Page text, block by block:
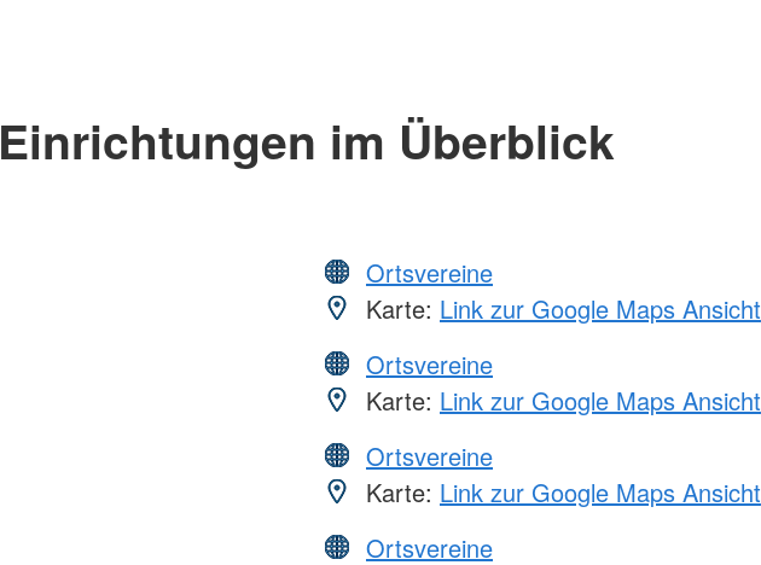
Einrichtungen im Überblick
Ortsvereine
Karte: Link zur Google Maps Ansicht
Ortsvereine
Karte: Link zur Google Maps Ansicht
Ortsvereine
Karte: Link zur Google Maps Ansicht
Ortsvereine